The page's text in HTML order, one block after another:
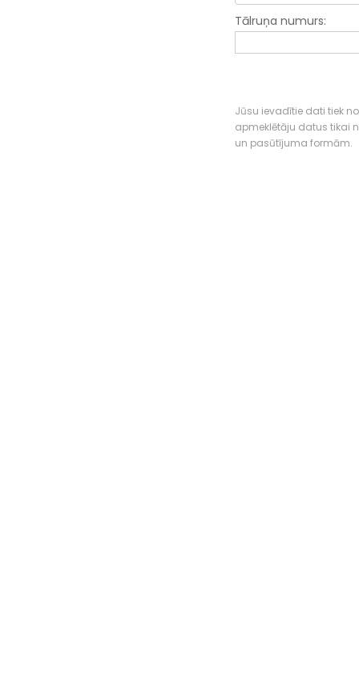
Tālruņa numurs:
Jūsu ievadītie dati tiek
apmeklētāju datus tikai
un pasūtījuma formām.